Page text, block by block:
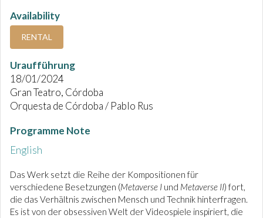
Availability
RENTAL
Uraufführung
18/01/2024
Gran Teatro, Córdoba
Orquesta de Córdoba / Pablo Rus
Programme Note
English
Das Werk setzt die Reihe der Kompositionen für
verschiedene Besetzungen (Metaverse I und Metaverse II) fort,
die das Verhältnis zwischen Mensch und Technik hinterfragen.
Es ist von der obsessiven Welt der Videospiele inspiriert, die